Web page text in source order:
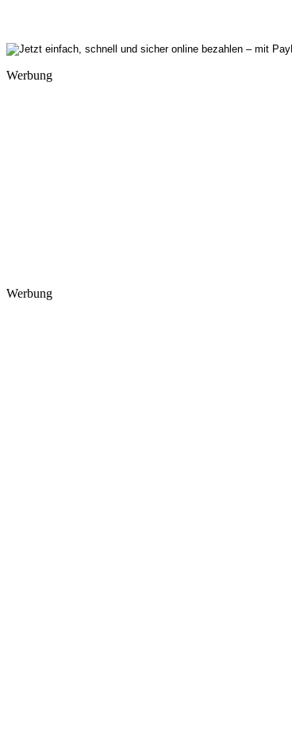
Werbung
Werbung